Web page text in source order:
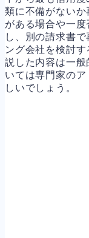
類に不備がない
がある場合や一
し、別の請求書
ング会社を検討
説した内容は一
いては専門家の
しいでしょう。